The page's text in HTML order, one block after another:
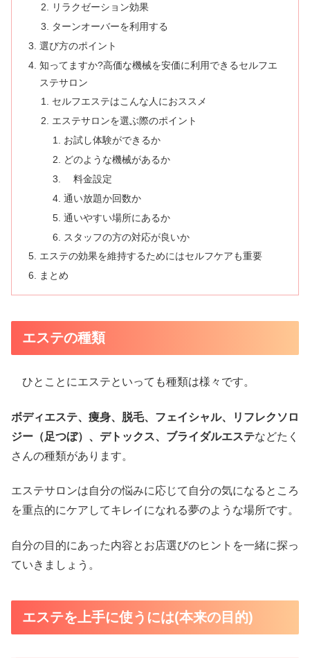
リラクゼーション効果
ターンオーバーを利用する
選び方のポイント
知ってますか?高価な機械を安価に利用できるセルフエ
ステサロン
セルフエステはこんな人におススメ
エステサロンを選ぶ際のポイント
お試し体験ができるか
どのような機械があるか
料金設定
通い放題か回数か
通いやすい場所にあるか
スタッフの方の対応が良いか
エステの効果を維持するためにはセルフケアも重要
まとめ
エステの種類
ひとことにエステといっても種類は様々です。
ボディエステ、痩身、脱毛、フェイシャル、リフレクソロ
ジー（足つぼ）、デトックス、ブライダルエステなどたく
さんの種類があります。
エステサロンは自分の悩みに応じて自分の気になるところ
を重点的にケアしてキレイになれる夢のような場所です。
自分の目的にあった内容とお店選びのヒントを一緒に探っ
ていきましょう。
エステを上手に使うには(本来の目的)